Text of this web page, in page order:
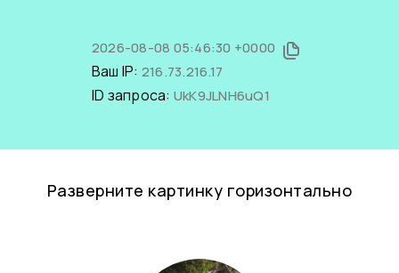
2026-08-08 05:46:30 +0000
Ваш IP: 216.73.216.17
ID запроса: UkK9JLNH6uQ1
Разверните картинку горизонтально